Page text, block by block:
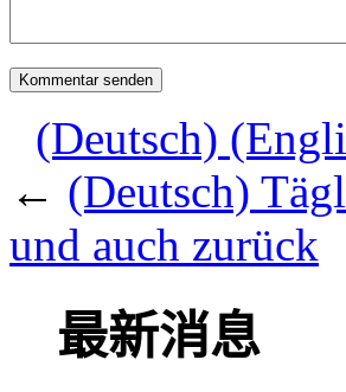
(Deutsch)
← (Deutsch)
und auch zurück
最新消息